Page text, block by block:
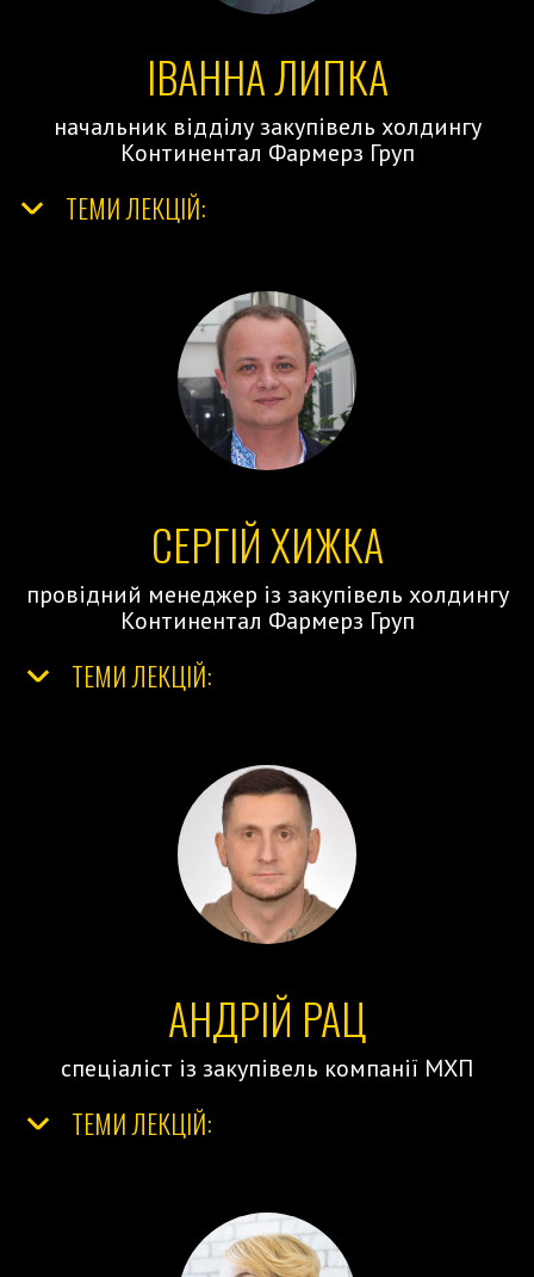
ІВАННА ЛИПКА
начальник відділу закупівель холдингу
Континентал Фармерз Груп
ТЕМИ ЛЕКЦІЙ:
СЕРГІЙ ХИЖКА
провідний менеджер із закупівель холдингу
Континентал Фармерз Груп
ТЕМИ ЛЕКЦІЙ:
АНДРІЙ РАЦ
спеціаліст із закупівель компанії МХП
ТЕМИ ЛЕКЦІЙ: